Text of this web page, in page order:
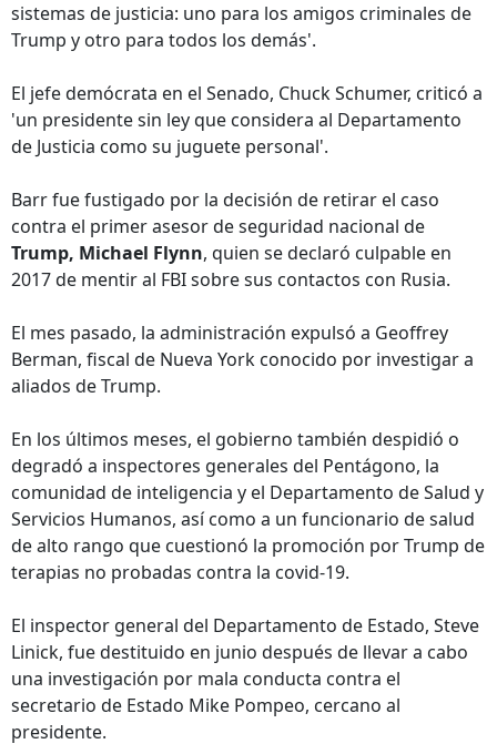
sistemas de justicia: uno para los amigos criminales de
Trump y otro para todos los demás'.
El jefe demócrata en el Senado, Chuck Schumer, criticó a
'un presidente sin ley que considera al Departamento
de Justicia como su juguete personal'.
Barr fue fustigado por la decisión de retirar el caso
contra el primer asesor de seguridad nacional de
Trump, Michael Flynn, quien se declaró culpable en
2017 de mentir al FBI sobre sus contactos con Rusia.
El mes pasado, la administración expulsó a Geoffrey
Berman, fiscal de Nueva York conocido por investigar a
aliados de Trump.
En los últimos meses, el gobierno también despidió o
degradó a inspectores generales del Pentágono, la
comunidad de inteligencia y el Departamento de Salud y
Servicios Humanos, así como a un funcionario de salud
de alto rango que cuestionó la promoción por Trump de
terapias no probadas contra la covid-19.
El inspector general del Departamento de Estado, Steve
Linick, fue destituido en junio después de llevar a cabo
una investigación por mala conducta contra el
secretario de Estado Mike Pompeo, cercano al
presidente.